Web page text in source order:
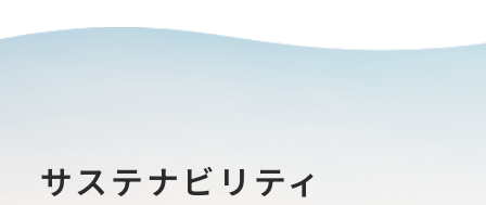
サステナビリティ